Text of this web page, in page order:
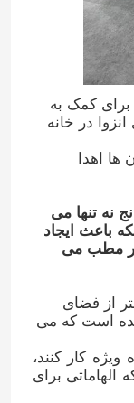
کمک به
در خانه
ها اهدا
نه تنها می
باعث ایجاد
در مطب می
از فضای
است که می
کار کنند،
الهاماتی برای